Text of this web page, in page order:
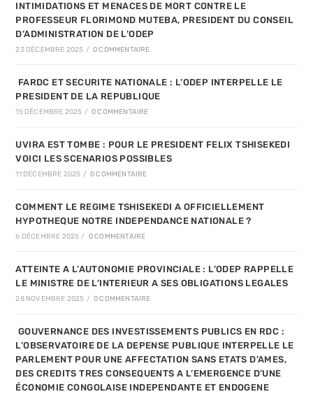
INTIMIDATIONS ET MENACES DE MORT CONTRE LE
PROFESSEUR FLORIMOND MUTEBA, PRESIDENT DU CONSEIL
D’ADMINISTRATION DE L’ODEP
23 DÉCEMBRE 2025 / 0 COMMENTAIRE
FARDC ET SECURITE NATIONALE : L’ODEP INTERPELLE LE
PRESIDENT DE LA REPUBLIQUE
15 DÉCEMBRE 2025 / 0 COMMENTAIRE
UVIRA EST TOMBE : POUR LE PRESIDENT FELIX TSHISEKEDI
VOICI LES SCENARIOS POSSIBLES
11 DÉCEMBRE 2025 / 0 COMMENTAIRE
COMMENT LE REGIME TSHISEKEDI A OFFICIELLEMENT
HYPOTHEQUE NOTRE INDEPENDANCE NATIONALE ?
6 DÉCEMBRE 2025 / 0 COMMENTAIRE
ATTEINTE A L’AUTONOMIE PROVINCIALE : L’ODEP RAPPELLE
LE MINISTRE DE L’INTERIEUR A SES OBLIGATIONS LEGALES
28 NOVEMBRE 2025 / 0 COMMENTAIRE
GOUVERNANCE DES INVESTISSEMENTS PUBLICS EN RDC :
L’OBSERVATOIRE DE LA DEPENSE PUBLIQUE INTERPELLE LE
PARLEMENT POUR UNE AFFECTATION SANS ETATS D’AMES,
DES CREDITS TRES CONSEQUENTS A L’EMERGENCE D’UNE
ÉCONOMIE CONGOLAISE INDEPENDANTE ET ENDOGENE